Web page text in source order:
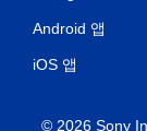
Android 앱
iOS 앱
© 2026 Sony